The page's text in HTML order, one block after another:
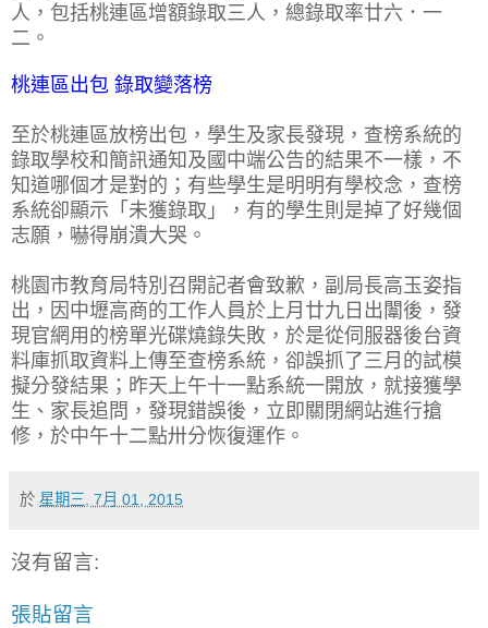
人，包括桃連區增額錄取三人，總錄取率廿六．一
二。
桃連區出包 錄取變落榜
至於桃連區放榜出包，學生及家長發現，查榜系統的
錄取學校和簡訊通知及國中端公告的結果不一樣，不
知道哪個才是對的；有些學生是明明有學校念，查榜
系統卻顯示「未獲錄取」，有的學生則是掉了好幾個
志願，嚇得崩潰大哭。
桃園市教育局特別召開記者會致歉，副局長高玉姿指
出，因中壢高商的工作人員於上月廿九日出闈後，發
現官網用的榜單光碟燒錄失敗，於是從伺服器後台資
料庫抓取資料上傳至查榜系統，卻誤抓了三月的試模
擬分發結果；昨天上午十一點系統一開放，就接獲學
生、家長追問，發現錯誤後，立即關閉網站進行搶
修，於中午十二點卅分恢復運作。
於 星期三, 7月 01, 2015
沒有留言:
張貼留言